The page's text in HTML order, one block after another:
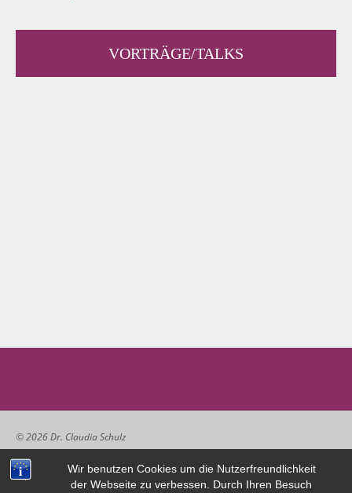
Wir benutzen Cookies um die Nutzerfreundlichkeit
der Webseite zu verbessen. Durch Ihren Besuch
VORTRÄGE/TALKS
© 2026 Dr. Claudia Schulz